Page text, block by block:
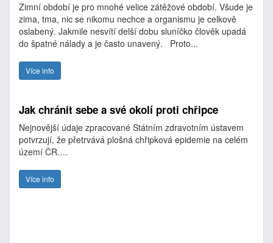
Zimní období je pro mnohé velice zátěžové období. Všude je
zima, tma, nic se nikomu nechce a organismu je celkově
oslabený. Jakmile nesvítí delší dobu sluníčko člověk upadá
do špatné nálady a je často unavený. Proto...
Více info
Jak chránit sebe a své okolí proti chřipce
Nejnovější údaje zpracované Státním zdravotním ústavem
potvrzují, že přetrvává plošná chřipková epidemie na celém
území ČR.…
Více info